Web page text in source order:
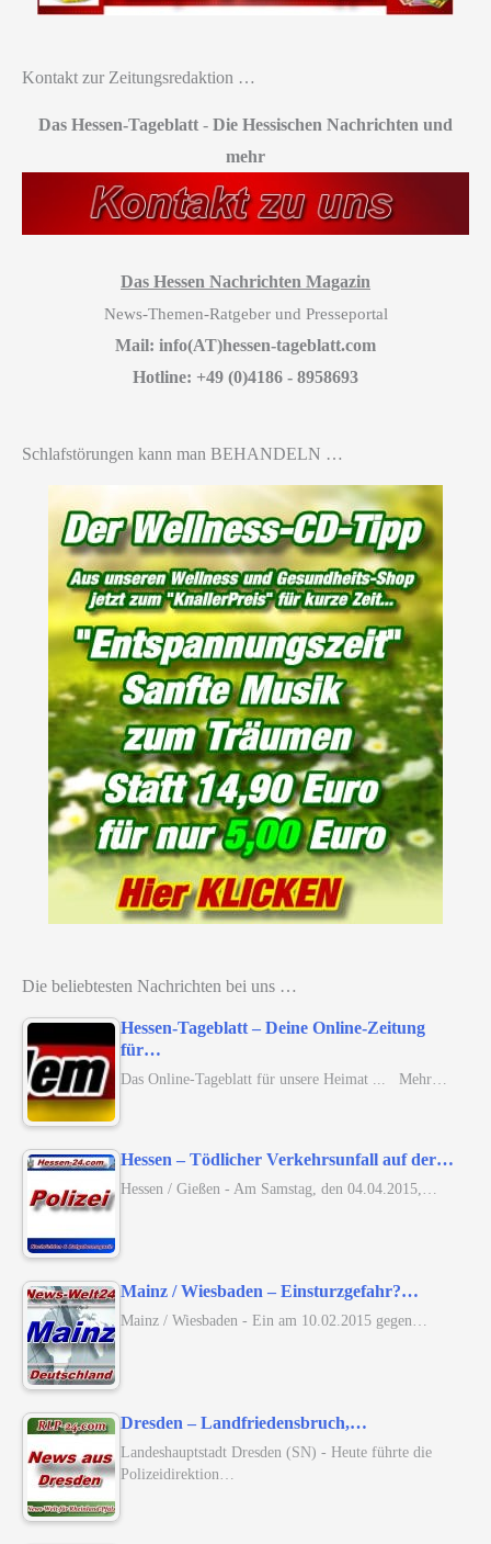
Kontakt zur Zeitungsredaktion …
Das Hessen-Tageblatt - Die Hessischen Nachrichten und
mehr
Das Hessen Nachrichten Magazin
News-Themen-Ratgeber und Presseportal
Mail: info(AT)hessen-tageblatt.com
Hotline: +49 (0)4186 - 8958693
Schlafstörungen kann man BEHANDELN …
Die beliebtesten Nachrichten bei uns …
Hessen-Tageblatt – Deine Online-Zeitung
für…
Das Online-Tageblatt für unsere Heimat ... Mehr…
Hessen – Tödlicher Verkehrsunfall auf der…
Hessen / Gießen - Am Samstag, den 04.04.2015,…
Mainz / Wiesbaden – Einsturzgefahr?…
Mainz / Wiesbaden - Ein am 10.02.2015 gegen…
Dresden – Landfriedensbruch,…
Landeshauptstadt Dresden (SN) - Heute führte die
Polizeidirektion…